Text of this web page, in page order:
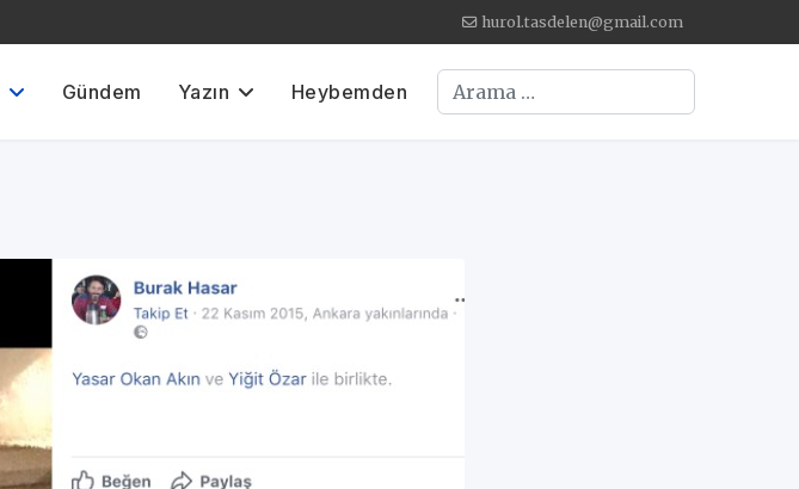
hurol.tasdelen@gmail.com
Gündem Yazın Heybemden Arama